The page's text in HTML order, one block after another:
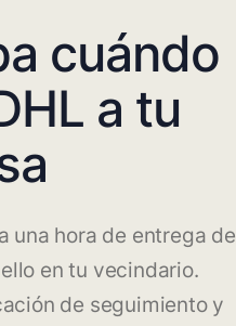
cuándo
a tu
una hora de entrega de
en tu vecindario.
de seguimiento y